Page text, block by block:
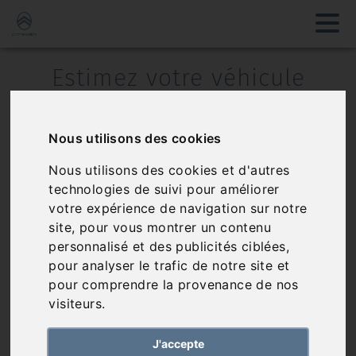
Nous utilisons des cookies
Nous utilisons des cookies et d'autres
technologies de suivi pour améliorer
votre expérience de navigation sur notre
site, pour vous montrer un contenu
personnalisé et des publicités ciblées,
pour analyser le trafic de notre site et
pour comprendre la provenance de nos
visiteurs.
J'accepte
Estimez votre véhicule
DISTRIBUTION
AUTOMOBILE | Votre agent
Citroën de référence en
Isère (38)